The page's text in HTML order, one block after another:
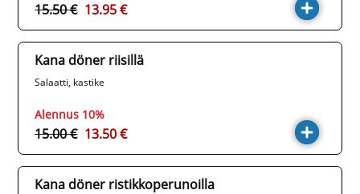
15.50 € 13.95 €
Kana döner riisillä
Salaatti, kastike
Alennus 10%
15.00 € 13.50 €
Kana döner ristikkoperunoilla